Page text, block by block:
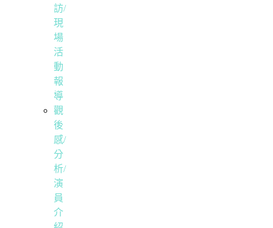
訪/
現
場
活
動
報
導
觀
後
感/
分
析/
演
員
介